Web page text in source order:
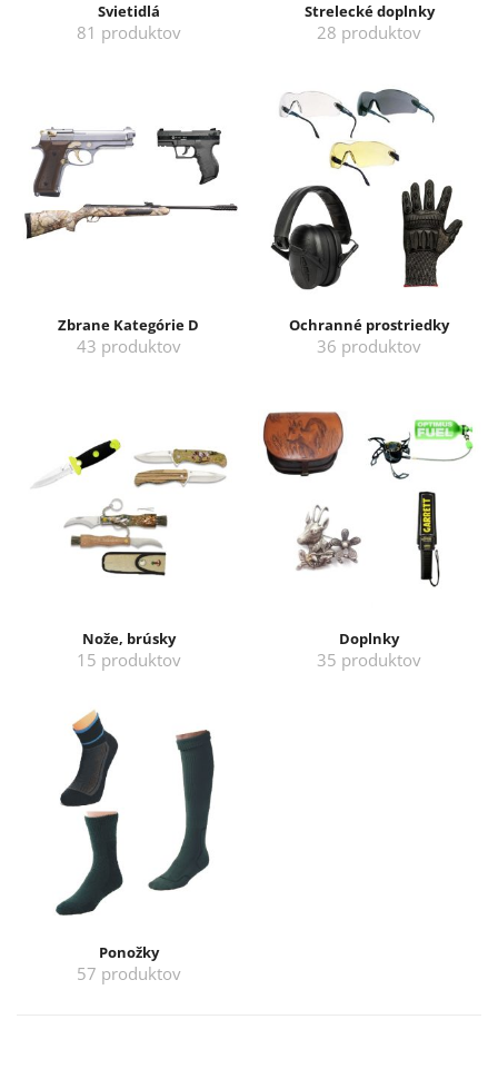
Svietidlá
81 produktov
Strelecké doplnky
28 produktov
Zbrane Kategórie D
43 produktov
Ochranné prostriedky
36 produktov
Nože, brúsky
15 produktov
Doplnky
35 produktov
Ponožky
57 produktov